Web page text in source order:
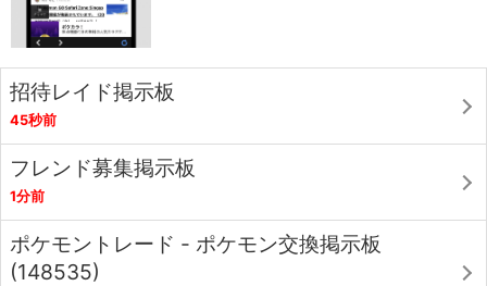
招待レイド掲示板
45秒前
フレンド募集掲示板
1分前
ポケモントレード - ポケモン交換掲示板
(148535)